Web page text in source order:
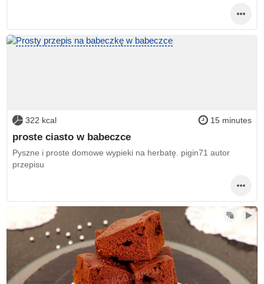
322 kcal 15 minutes
proste ciasto w babeczce
Pyszne i proste domowe wypieki na herbatę. pigin71 autor
przepisu